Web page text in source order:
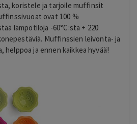
koristele ja tarjoile muffinsit
ovat 100 %
lämpötiloja -60°C:sta + 220
Muffinssien leivonta- ja
helppoa ja ennen kaikkea hyvää!